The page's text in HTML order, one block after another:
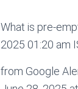
What is pre-
2025 01:20 am
from Google